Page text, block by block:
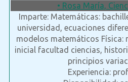
• Rosa María,
Imparte: Matemáticas:
universidad, ecuaciones
modelos matemáticos Física:
inicial facultad ciencias,
principios
Experiencia: